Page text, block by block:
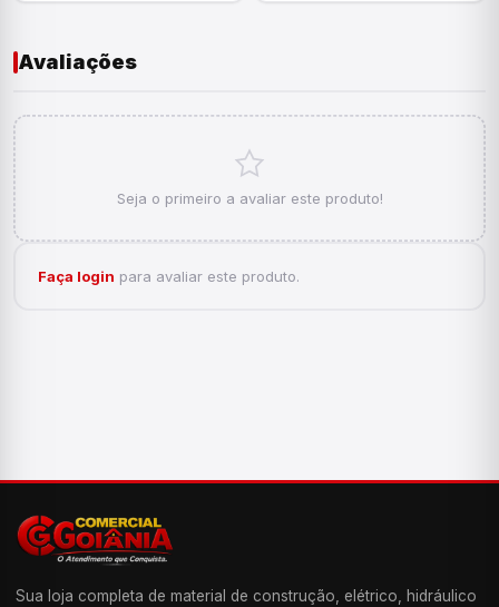
Avaliações
Seja o primeiro a avaliar este produto!
Faça login para avaliar este produto.
Sua loja completa de material de construção, elétrico, hidráulico